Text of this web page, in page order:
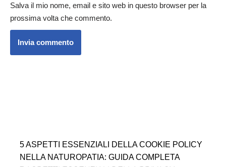
Salva il mio nome, email e sito web in questo browser per la
prossima volta che commento.
5 ASPETTI ESSENZIALI DELLA COOKIE POLICY
NELLA NATUROPATIA: GUIDA COMPLETA